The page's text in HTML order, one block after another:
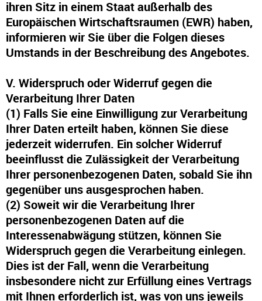
ihren Sitz in einem Staat außerhalb des
Europäischen Wirtschaftsraumen (EWR) haben,
informieren wir Sie über die Folgen dieses
Umstands in der Beschreibung des Angebotes.
V. Widerspruch oder Widerruf gegen die
Verarbeitung Ihrer Daten
(1) Falls Sie eine Einwilligung zur Verarbeitung
Ihrer Daten erteilt haben, können Sie diese
jederzeit widerrufen. Ein solcher Widerruf
beeinflusst die Zulässigkeit der Verarbeitung
Ihrer personenbezogenen Daten, sobald Sie ihn
gegenüber uns ausgesprochen haben.
(2) Soweit wir die Verarbeitung Ihrer
personenbezogenen Daten auf die
Interessenabwägung stützen, können Sie
Widerspruch gegen die Verarbeitung einlegen.
Dies ist der Fall, wenn die Verarbeitung
insbesondere nicht zur Erfüllung eines Vertrags
mit Ihnen erforderlich ist, was von uns jeweils